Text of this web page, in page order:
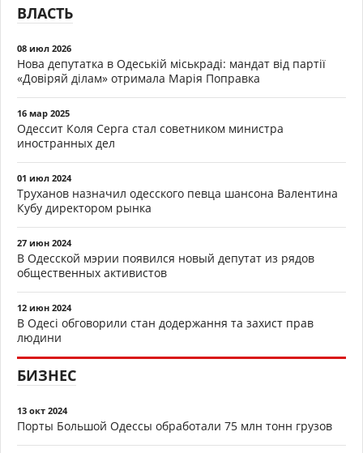
ВЛАСТЬ
08 июл 2026
Нова депутатка в Одеській міськраді: мандат від партії
«Довіряй ділам» отримала Марія Поправка
16 мар 2025
Одессит Коля Серга стал советником министра
иностранных дел
01 июл 2024
Труханов назначил одесского певца шансона Валентина
Кубу директором рынка
27 июн 2024
В Одесской мэрии появился новый депутат из рядов
общественных активистов
12 июн 2024
В Одесі обговорили стан додержання та захист прав
людини
БИЗНЕС
13 окт 2024
Порты Большой Одессы обработали 75 млн тонн грузов